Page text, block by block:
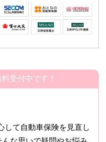
受付中です！
して自動車保険を見直し